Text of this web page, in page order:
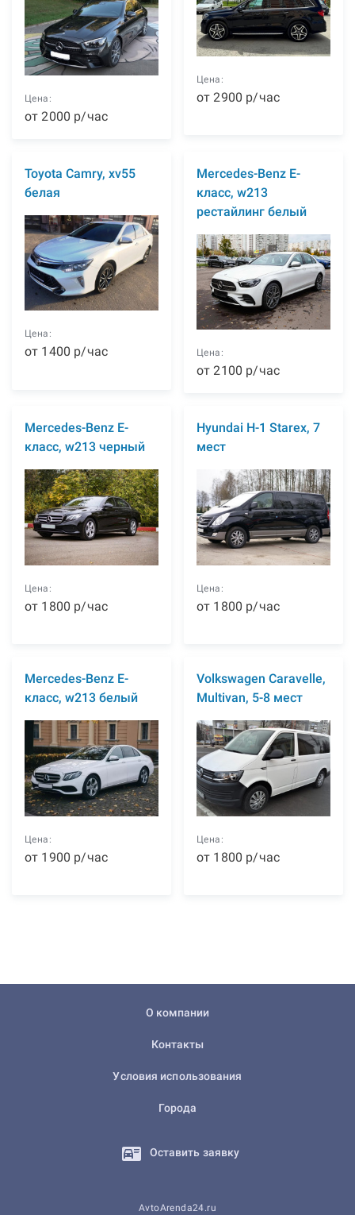
Цена:
от2000 р/час
Цена:
от2900 р/час
Toyota Camry, xv55
белая
Цена:
от 1400 р/час
Mercedes-Benz E-
класс, w213
рестайлинг белый
Цена:
от2100 р/час
Mercedes-Benz E-
класс, w213 черный
Цена:
от 1800 р/час
Hyundai H-1 Starex, 7
мест
Цена:
от 1800 р/час
Mercedes-Benz E-
класс, w213 белый
Цена:
от 1900 р/час
Volkswagen Caravelle,
Multivan, 5-8 мест
Цена:
от 1800 р/час
О компании
Контакты
Условия использования
Города
Оставить заявку
AvtoArenda24.ru